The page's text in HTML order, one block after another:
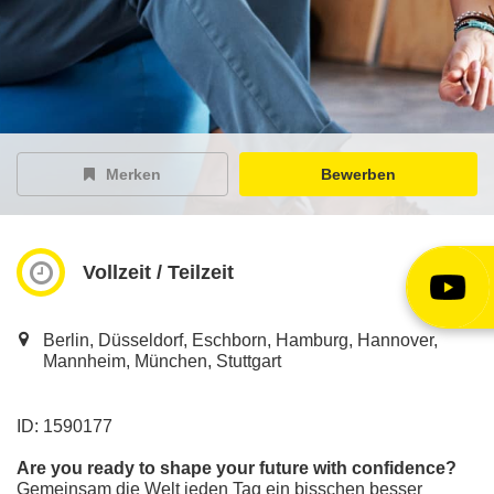
EY Careers Spotlight
der Karriere-Podcast
EY Joblight
Merken Bewerben
Vollzeit / Teilzeit
Berlin, Düsseldorf, Eschborn, Hamburg, Hannover,
Mannheim, München, Stuttgart
ID: 1590177
Are you ready to shape your future with confidence?
Gemeinsam die Welt jeden Tag ein bisschen besser